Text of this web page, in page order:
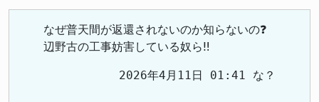
なぜ普天間が返還されないのか知らないの❓️
辺野古の工事妨害している奴ら‼️
2026年4月11日 01:41 な？